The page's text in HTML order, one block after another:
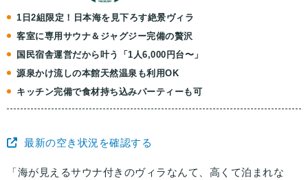
1日2組限定！日本海を見下ろす絶景ヴィラ
客室に専用サウナ＆ジャグジー完備の贅沢
国民宿舎運営だから叶う「1人6,000円台〜」
源泉かけ流しの本館天然温泉も利用OK
キッチン完備で食材持ち込みパーティーも可
最新の空き状況を確認する
「海が見えるサウナ付きのヴィラなんて、高くて泊まれな